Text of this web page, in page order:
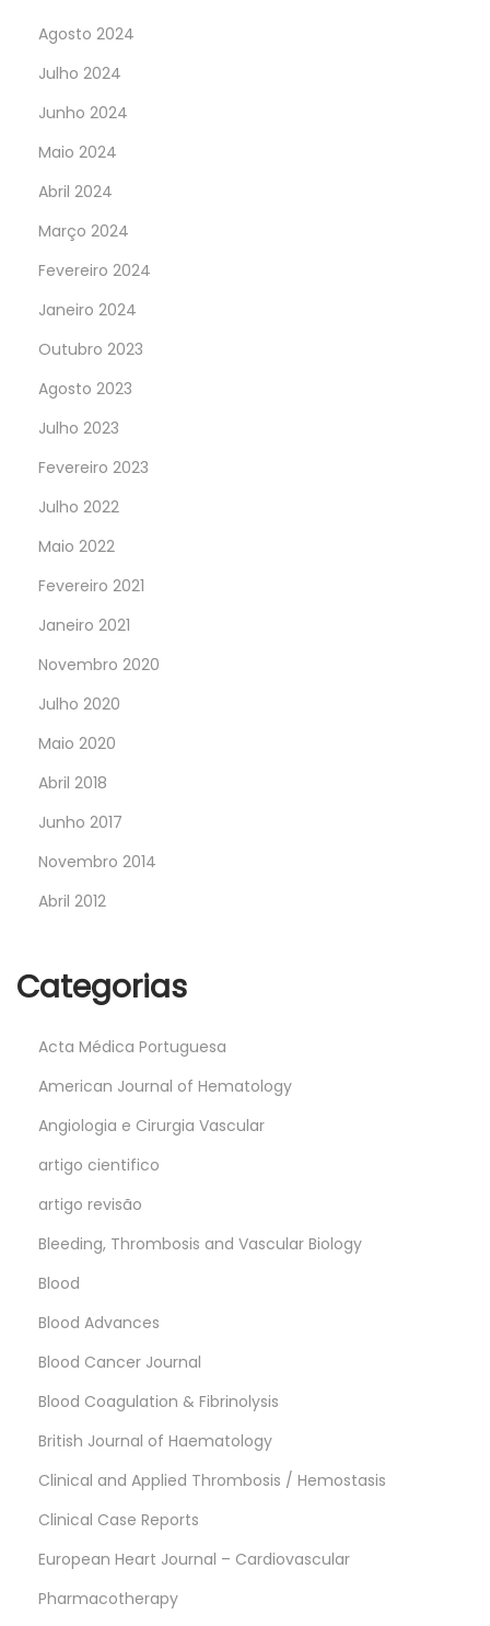
Agosto 2024
Julho 2024
Junho 2024
Maio 2024
Abril 2024
Março 2024
Fevereiro 2024
Janeiro 2024
Outubro 2023
Agosto 2023
Julho 2023
Fevereiro 2023
Julho 2022
Maio 2022
Fevereiro 2021
Janeiro 2021
Novembro 2020
Julho 2020
Maio 2020
Abril 2018
Junho 2017
Novembro 2014
Abril 2012
Categorias
Acta Médica Portuguesa
American Journal of Hematology
Angiologia e Cirurgia Vascular
artigo cientifico
artigo revisão
Bleeding, Thrombosis and Vascular Biology
Blood
Blood Advances
Blood Cancer Journal
Blood Coagulation & Fibrinolysis
British Journal of Haematology
Clinical and Applied Thrombosis / Hemostasis
Clinical Case Reports
European Heart Journal – Cardiovascular
Pharmacotherapy